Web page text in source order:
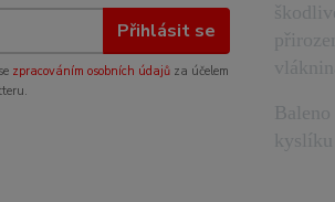
Přihlásit se
zpracováním osobních údajů za účelem